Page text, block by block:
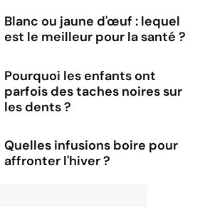
Blanc ou jaune d'œuf : lequel
est le meilleur pour la santé ?
Pourquoi les enfants ont
parfois des taches noires sur
les dents ?
Quelles infusions boire pour
affronter l'hiver ?